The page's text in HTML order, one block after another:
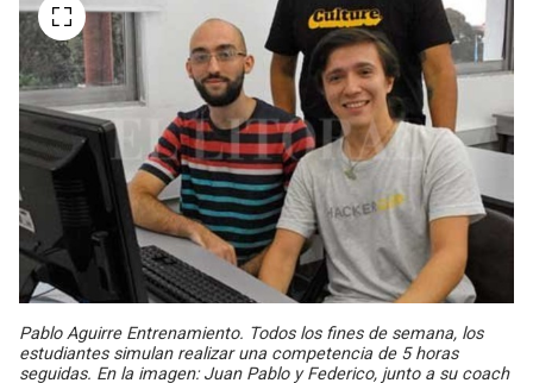
Pablo Aguirre Entrenamiento. Todos los fines de semana, los
estudiantes simulan realizar una competencia de 5 horas
seguidas. En la imagen: Juan Pablo y Federico, junto a su coach